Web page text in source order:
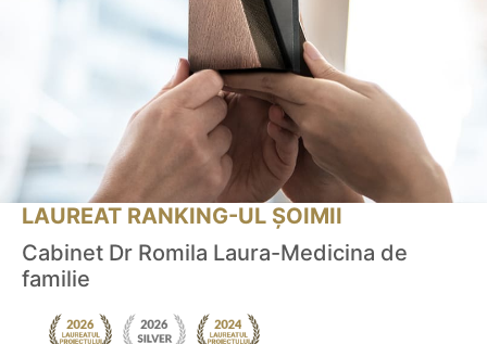
LAUREAT RANKING-UL ȘOIMII
Cabinet Dr Romila Laura-Medicina de
familie